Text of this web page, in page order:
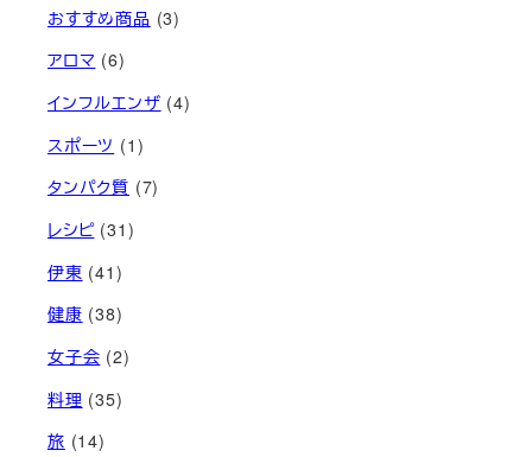
おすすめ商品 (3)
アロマ (6)
インフルエンザ (4)
スポーツ (1)
タンパク質 (7)
レシピ(31)
伊東 (41)
健康 (38)
女子会 (2)
料理 (35)
旅 (14)